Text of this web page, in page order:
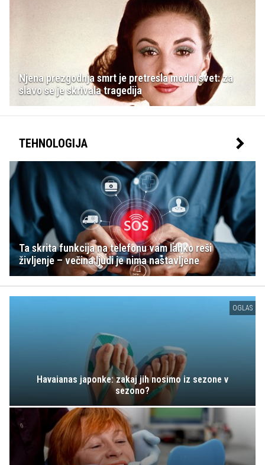
Njena prezgodnja smrt je pretresla modni svet: za
slavo se je skrivala tragedija
TEHNOLOGIJA
Ta skrita funkcija na telefonu vam lahko reši
življenje – večina ljudi je nima nastavljene
OGLAS
Havaianas japonke: zakaj jih nosimo iz sezone v
sezono?